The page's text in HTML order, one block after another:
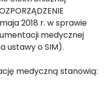
2018 r. w sprawie
medycznej
ustawy o SIM).
medyczną stanowią: